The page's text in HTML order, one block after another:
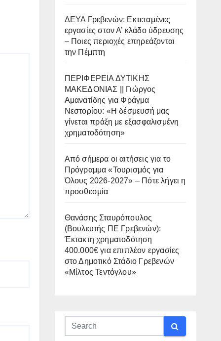
ΔΕΥΑ Γρεβενών: Εκτεταμένες
εργασίες στον Α’ κλάδο ύδρευσης
– Ποιες περιοχές επηρεάζονται
την Πέμπτη
ΠΕΡΙΦΕΡΕΙΑ ΔΥΤΙΚΗΣ
ΜΑΚΕΔΟΝΙΑΣ || Γιώργος
Αμανατίδης για Φράγμα
Νεστορίου: «Η δέσμευσή μας
γίνεται πράξη με εξασφαλισμένη
χρηματοδότηση»
Από σήμερα οι αιτήσεις για το
Πρόγραμμα «Τουρισμός για
Όλους 2026-2027» – Πότε λήγει η
προσθεσμία
Θανάσης Σταυρόπουλος
(Βουλευτής ΠΕ Γρεβενών):
Έκτακτη χρηματοδότηση
400.000€ για επιπλέον εργασίες
στο Δημοτικό Στάδιο Γρεβενών
«Μίλτος Τεντόγλου»